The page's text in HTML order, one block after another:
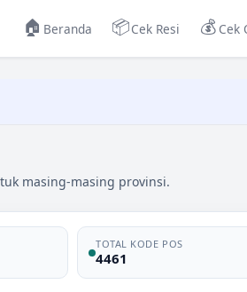
🏠 Beranda 📦Cek Resi 💰 Cek
masing-masing provinsi.
TOTAL KODE POS
4461